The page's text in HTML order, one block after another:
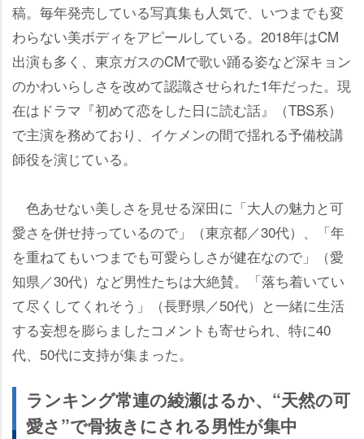
稿。毎年発売している写真集も人気で、いつまでも変
わらない美ボディをアピールしている。2018年はCM
出演も多く、東京ガスのCMで歌い踊る姿など深キョン
のかわいらしさを改めて認識させられた1年だった。現
在はドラマ『初めて恋をした日に読む話』（TBS系）
で主演を務めており、イケメンの間で揺れる予備校講
師役を演じている。
色あせない美しさを見せる深田に「大人の魅力と可
愛さを併せ持っているので」（東京都／30代）、「年
を重ねてもいつまでも可愛らしさが健在なので」（愛
知県／30代）など男性たちは大絶賛。「落ち着いてい
て尽くしてくれそう」（長野県／50代）と一緒に生活
する妄想を膨らましたコメントも寄せられ、特に40
代、50代に支持が集まった。
ランキング常連の綾瀬はるか、“天然の可
愛さ”で骨抜きにされる男性が集中